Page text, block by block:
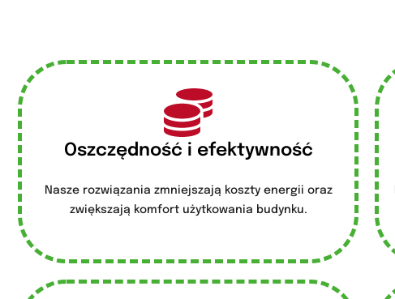
Oszczędność i efektywność
Nasze rozwiązania zmniejszają koszty energii oraz
zwiększają komfort użytkowania budynku.